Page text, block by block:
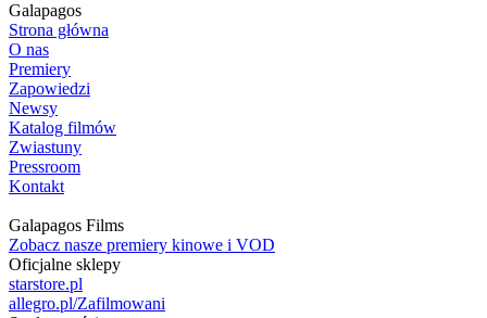
Galapagos
Strona główna
O nas
Premiery
Zapowiedzi
Newsy
Katalog filmów
Zwiastuny
Pressroom
Kontakt
Galapagos Films
Zobacz nasze premiery kinowe i VOD
Oficjalne sklepy
starstore.pl
allegro.pl/Zafilmowani